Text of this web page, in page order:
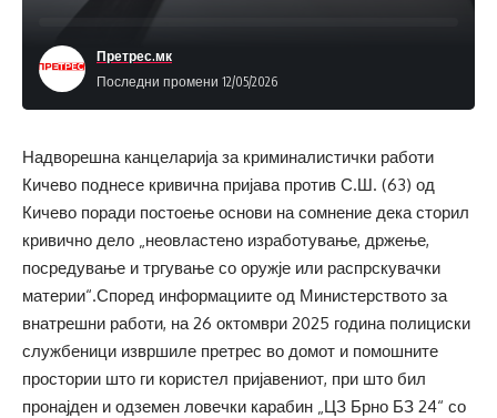
Последни промени 12/05/2026
Претрес.мк
Надворешна канцеларија за криминалистички работи
Кичево поднесе кривична пријава против С.Ш. (63) од
Кичево поради постоење основи на сомнение дека сторил
кривично дело „неовластено изработување, држење,
посредување и тргување со оружје или распрскувачки
материи“.Според информациите од Министерството за
внатрешни работи, на 26 октомври 2025 година полициски
службеници извршиле претрес во домот и помошните
простории што ги користел пријавениот, при што бил
пронајден и одземен ловечки карабин „ЦЗ Брно БЗ 24“ со